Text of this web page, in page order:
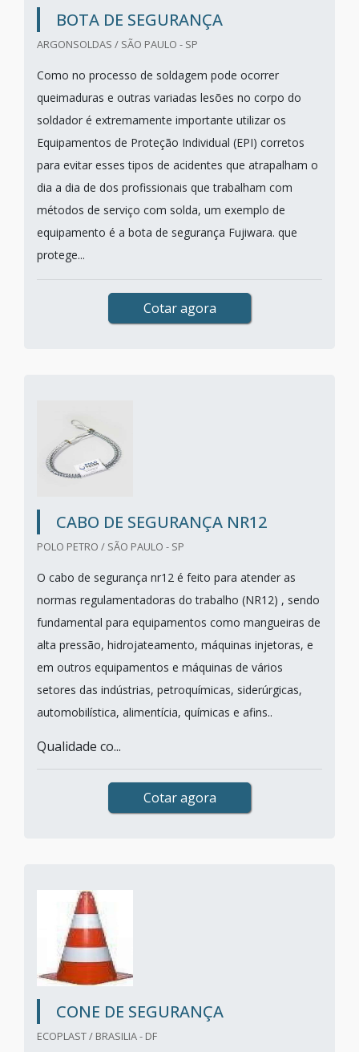
BOTA DE SEGURANÇA
ARGONSOLDAS / SÃO PAULO - SP
Como no processo de soldagem pode ocorrer
queimaduras e outras variadas lesões no corpo do
soldador é extremamente importante utilizar os
Equipamentos de Proteção Individual (EPI) corretos
para evitar esses tipos de acidentes que atrapalham o
dia a dia de dos profissionais que trabalham com
métodos de serviço com solda, um exemplo de
equipamento é a bota de segurança Fujiwara. que
protege...
Cotar agora
CABO DE SEGURANÇA NR12
POLO PETRO / SÃO PAULO - SP
O cabo de segurança nr12 é feito para atender as
normas regulamentadoras do trabalho (NR12) , sendo
fundamental para equipamentos como mangueiras de
alta pressão, hidrojateamento, máquinas injetoras, e
em outros equipamentos e máquinas de vários
setores das indústrias, petroquímicas, siderúrgicas,
automobilística, alimentícia, químicas e afins..
Qualidade co...
Cotar agora
CONE DE SEGURANÇA
ECOPLAST / BRASILIA - DF